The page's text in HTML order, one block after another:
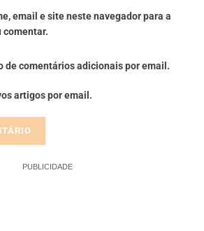
email e site neste navegador para a
comentar.
de comentários adicionais por email.
artigos por email.
PUBLICIDADE